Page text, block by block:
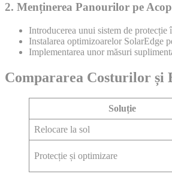
2. Menținerea Panourilor pe
Introducerea unui sistem de
Instalarea optimizoarelor SolarEdge
Implementarea unor măsuri
Compararea Costurilor și
Soluție
Relocare la sol
Protecție și optimizare